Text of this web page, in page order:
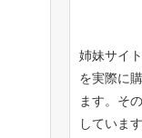
姉妹サイ
を実際に
ます。そ
していま